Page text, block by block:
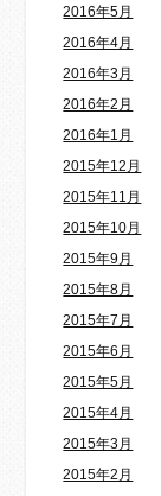
2016年5月
2016年4月
2016年3月
2016年2月
2016年1月
2015年12月
2015年11月
2015年10月
2015年9月
2015年8月
2015年7月
2015年6月
2015年5月
2015年4月
2015年3月
2015年2月